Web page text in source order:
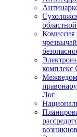
Комиссия
комплекс
Лог